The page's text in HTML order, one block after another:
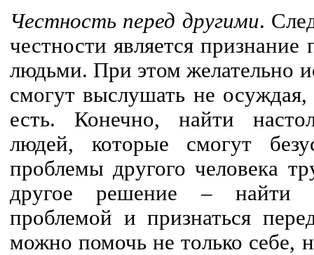
Честность перед другими.
честности является
людьми. При этом желательно
смогут выслушать не
есть. Конечно, найти
людей, которые смогут
проблемы другого человека
другое решение – найти
проблемой и признаться
можно помочь не только себе,